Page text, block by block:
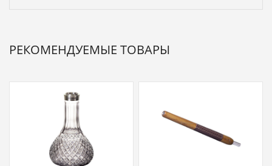
РЕКОМЕНДУЕМЫЕ ТОВАРЫ